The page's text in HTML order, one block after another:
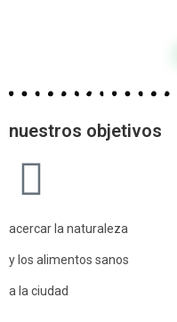
nuestros objetivos
acercar la naturaleza
y los alimentos sanos
a la ciudad